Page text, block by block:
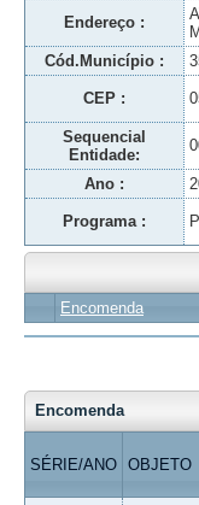
Endereço :
Cód.Município :
CEP :
Sequencial
Entidade:
Ano :
Programa :
Encomenda
Encomenda
SÉRIE/ANO OBJETO